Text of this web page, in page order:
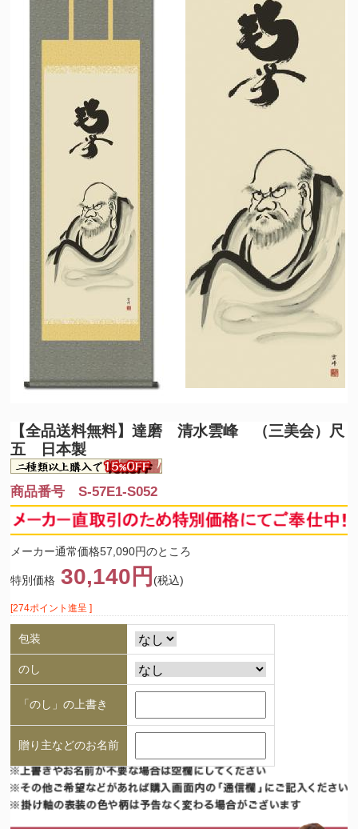
【全品送料無料】達磨 清水雲峰 （三美会）尺
五 日本製
商品番号 S-57E1-S052
メーカー通常価格57,090円のところ
特別価格 30,140円 (税込)
[274ポイント進呈 ]
包装
のし
「のし」の上書き
贈り主などのお名前